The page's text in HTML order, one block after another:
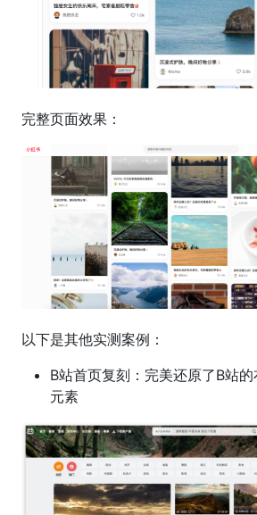
完整页面效果：
以下是其他实测案例：
B站首页复刻：完美还原了B站
元素